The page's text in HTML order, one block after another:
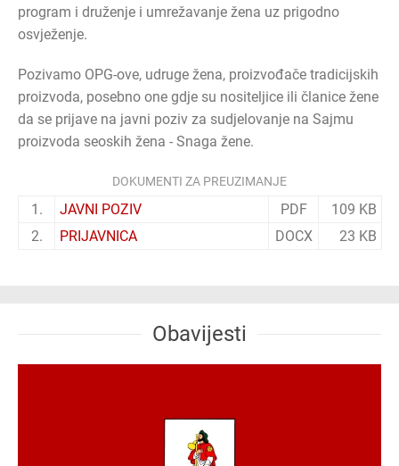
program i druženje i umrežavanje žena uz prigodno
osvježenje.
Pozivamo OPG-ove, udruge žena, proizvođače tradicijskih
proizvoda, posebno one gdje su nositeljice ili članice žene
da se prijave na javni poziv za sudjelovanje na Sajmu
proizvoda seoskih žena - Snaga žene.
DOKUMENTI ZA PREUZIMANJE
1. JAVNI POZIV PDF
109 KB
2.
PRIJAVNICA DOCX 23 KB
Obavijesti